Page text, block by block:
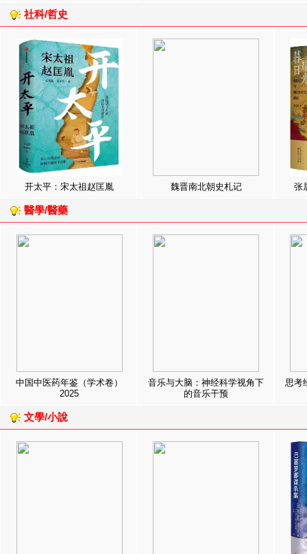
社科/哲史
开太平：宋太祖赵匡胤 魏晋南北朝史札记 张
醫學/醫藥
中国中医药年鉴（学术卷）
2025
音乐与大脑：神经科学视角下
的音乐干预
思考
文學/小說